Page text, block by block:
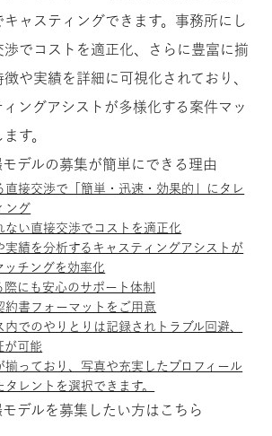
ャスティングできます。事務所にし
渉でコストを適正化、さらに豊富に揃
や実績を詳細に可視化されており、
ングアシストが多様化する案件マッ
す。
モデルの募集が簡単にできる理由
直接交渉で「簡単・迅速・効果的」にタレ
ング
ない直接交渉でコストを適正化
実績を分析するキャスティングアシストが
ッチングを効率化
際にも安心のサポート体制
約書フォーマットをご用意
でのやりとりは記録されトラブル回避、
が可能
揃っており、写真や充実したプロフィール
レントを選択できます。
モデルを募集したい方はこちら